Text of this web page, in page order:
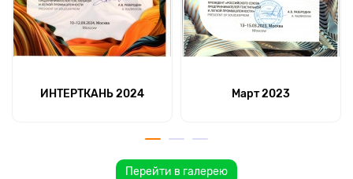
ИНТЕРТКАНЬ 2024 Март 2023
Перейти в галерею